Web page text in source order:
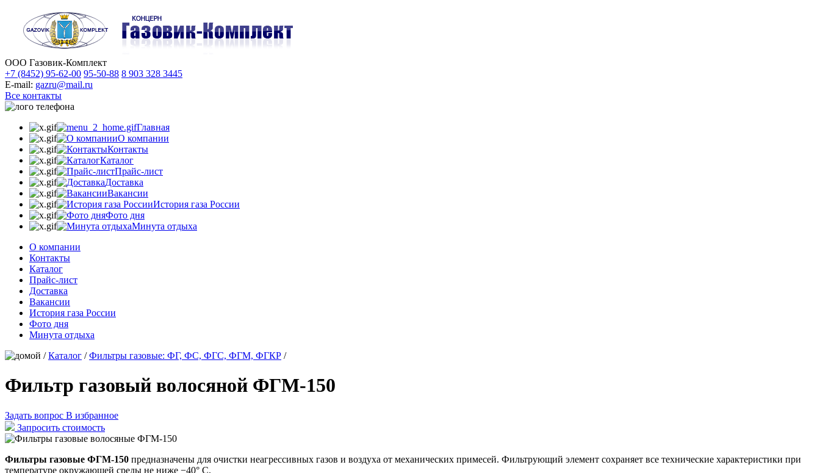
ООО Газовик-Комплект
+7 (8452) 95-62-00 95-50-88 8 903 328 3445
E-mail: gazru@mail.ru
Все контакты
Главная
О компании
Контакты
Каталог
Прайс-лист
Доставка
Вакансии
История газа России
Фото дня
Минута отдыха
О компании
Контакты
Каталог
Прайс-лист
Доставка
Вакансии
История газа России
Фото дня
Минута отдыха
/Каталог /Фильтры газовые: ФГ, ФС, ФГС, ФГМ, ФГКР /
Фильтр газовый волосяной ФГМ-150
Задать вопрос В избранное
Запросить стоимость
Фильтры газовые ФГМ-150 предназначены для очистки неагрессивных газов и воздуха от механических примесей. Фильтрующий элемент сохраняет все технические характеристики при
температуре окружающей среды не ниже −40° С.